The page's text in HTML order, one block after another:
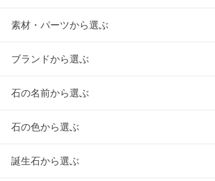
素材・パーツから選ぶ
ブランドから選ぶ
石の名前から選ぶ
石の色から選ぶ
誕生石から選ぶ